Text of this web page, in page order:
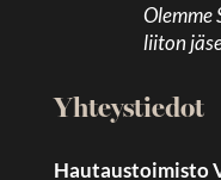
Olemme
liiton
Yhteystiedot
Hautaustoimisto